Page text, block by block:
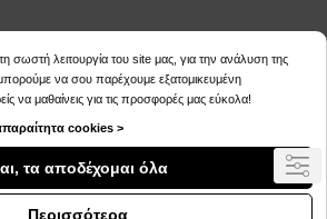
© 2026Sikalias.gr
σωστή λειτουργία του site μας, για την ανάλυση της
να σου παρέχουμε εξατομικευμένη
να μαθαίνεις για τις προσφορές μας εύκολα!
cookies >
τα αποδέχομαι όλα
Περισσότερα